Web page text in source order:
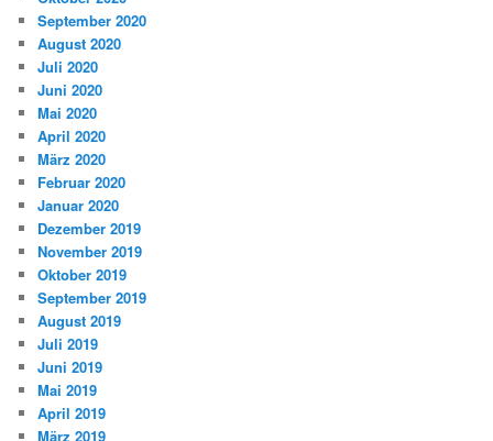
September 2020
August 2020
Juli 2020
Juni 2020
Mai 2020
April 2020
März 2020
Februar 2020
Januar 2020
Dezember 2019
November 2019
Oktober 2019
September 2019
August 2019
Juli 2019
Juni 2019
Mai 2019
April 2019
März 2019